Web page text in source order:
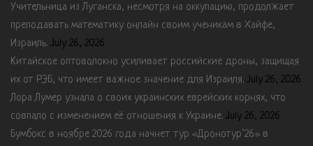
Учительница из Луганска, несмотря на оккупацию, продолжает
преподавать математику онлайн своим ученикам в Хайфе,
Израиль. July 26, 2026
Китайское оптоволокно усиливает российские дроны, защищая
их от РЭБ, что имеет важное значение для Израиля. July 26, 2026
Лора Лумер узнала о своих украинских еврейских корнях, что
совпало с изменением её отношения к Украине. July 26, 2026
Бумбокс в ноябре 2026 года начнет тур «Дронотур’26» в